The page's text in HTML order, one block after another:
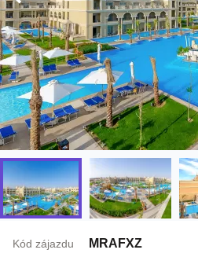
Kód zájazdu MRAFXZ
Termín(odlet)